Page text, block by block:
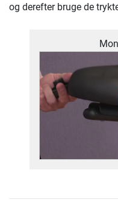
og derefter bruge de